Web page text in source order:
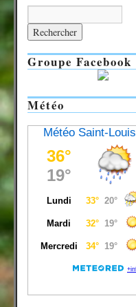
Groupe Facebook
Météo
Météo Saint-Louis